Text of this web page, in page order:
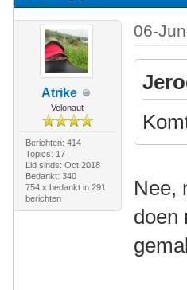
Atrike
Velonaut
Berichten: 414
Topics: 17
Lid sinds: Oct 2018
Bedankt: 340
754 x bedankt in 291
berichten
06-
Nee,
doen